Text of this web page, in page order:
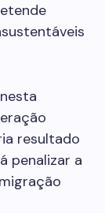
resultado
penalizar a